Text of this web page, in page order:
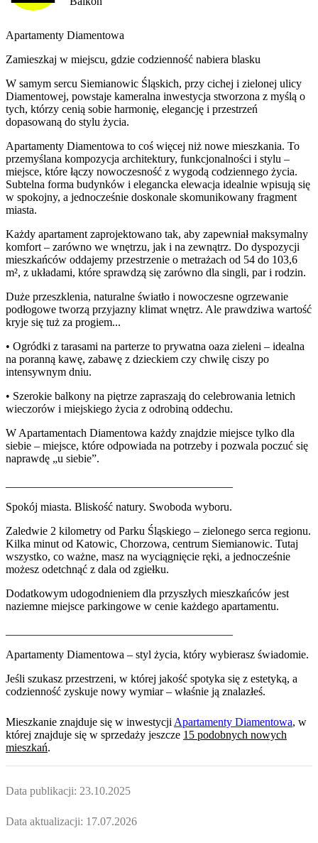
Apartamenty Diamentowa
Zamieszkaj w miejscu, gdzie codzienność nabiera blasku
W samym sercu Siemianowic Śląskich, przy cichej i zielonej ulicy
Diamentowej, powstaje kameralna inwestycja stworzona z myślą o
tych, którzy cenią sobie harmonię, elegancję i przestrzeń
dopasowaną do stylu życia.
Apartamenty Diamentowa to coś więcej niż nowe mieszkania. To
przemyślana kompozycja architektury, funkcjonalności i stylu –
miejsce, które łączy nowoczesność z wygodą codziennego życia.
Subtelna forma budynków i elegancka elewacja idealnie wpisują się
w spokojny, a jednocześnie doskonale skomunikowany fragment
miasta.
Każdy apartament zaprojektowano tak, aby zapewniał maksymalny
komfort – zarówno we wnętrzu, jak i na zewnątrz. Do dyspozycji
mieszkańców oddajemy przestrzenie o metrażach od 54 do 103,6
m², z układami, które sprawdzą się zarówno dla singli, par i rodzin.
Duże przeszklenia, naturalne światło i nowoczesne ogrzewanie
podłogowe tworzą przyjazny klimat wnętrz. Ale prawdziwa wartość
kryje się tuż za progiem...
• Ogródki z tarasami na parterze to prywatna oaza zieleni – idealna
na poranną kawę, zabawę z dzieckiem czy chwilę ciszy po
intensywnym dniu.
• Szerokie balkony na piętrze zapraszają do celebrowania letnich
wieczorów i miejskiego życia z odrobiną oddechu.
W Apartamentach Diamentowa każdy znajdzie miejsce tylko dla
siebie – miejsce, które odpowiada na potrzeby i pozwala poczuć się
naprawdę „u siebie”.
Spokój miasta. Bliskość natury. Swoboda wyboru.
Zaledwie 2 kilometry od Parku Śląskiego – zielonego serca regionu.
Kilka minut od Katowic, Chorzowa, centrum Siemianowic. Tutaj
wszystko, co ważne, masz na wyciągnięcie ręki, a jednocześnie
możesz odetchnąć z dala od zgiełku.
Dodatkowym udogodnieniem dla przyszłych mieszkańców jest
naziemne miejsce parkingowe w cenie każdego apartamentu.
Apartamenty Diamentowa – styl życia, który wybierasz świadomie.
Jeśli szukasz przestrzeni, w której jakość spotyka się z estetyką, a
codzienność zyskuje nowy wymiar – właśnie ją znalazłeś.
Mieszkanie znajduje się w inwestycji Apartamenty Diamentowa, w
której znajduje się w sprzedaży jeszcze 15 podobnych nowych
mieszkań.
Data publikacji: 23.10.2025
Data aktualizacji: 17.07.2026